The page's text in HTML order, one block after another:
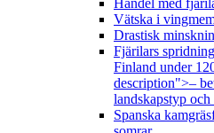
Vätska i
Drastisk
Fjärilars
Finland under
description">–
landskapstyp och
Spanska